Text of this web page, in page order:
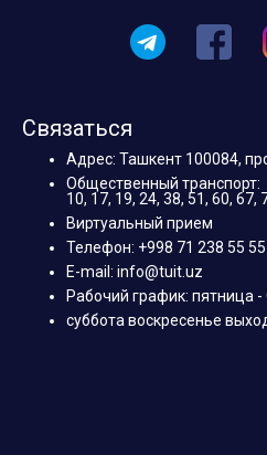
Связаться
Адрес: Ташкент 100084,
Общественный транспорт:
10, 17, 19, 24, 38, 51, 60, 67,
Виртуальный прием
Телефон: +998 71 238 55 55
E-mail: info@tuit.uz
Рабочий график: пятница -
суббота воскресенье